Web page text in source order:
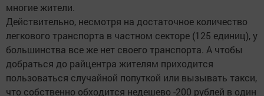
многие жители.
Действительно, несмотря на достаточное количество
легкового транспорта в частном секторе (125 единиц), у
большинства все же нет своего транспорта. А чтобы
добраться до райцентра жителям приходится
пользоваться случайной попуткой или вызывать такси,
что собственно обходится недешево -200 рублей в один